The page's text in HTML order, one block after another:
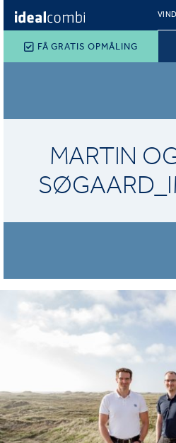
FÅ GRATIS OPMÅLING
MARTIN